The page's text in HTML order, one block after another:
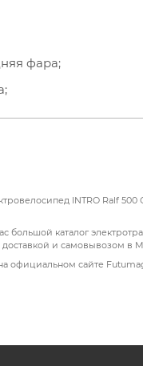
фара;
INTRO Ralf
каталог
и самовывозом в
официальном сайте